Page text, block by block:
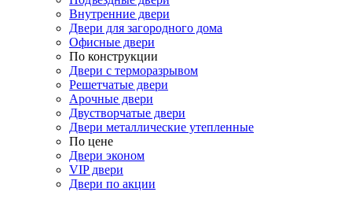
Внутренние двери
Двери для загородного дома
Офисные двери
По конструкции
Двери с терморазрывом
Решетчатые двери
Арочные двери
Двустворчатые двери
Двери металлические утепленные
По цене
Двери эконом
VIP двери
Двери по акции